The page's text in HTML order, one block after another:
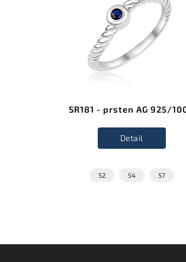
SR181 - prsten AG 925/
Detail
52 54 57